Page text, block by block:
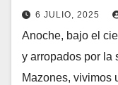
6 JULIO, 2025
Anoche, bajo el
y arropados por la
Mazones, vivimos